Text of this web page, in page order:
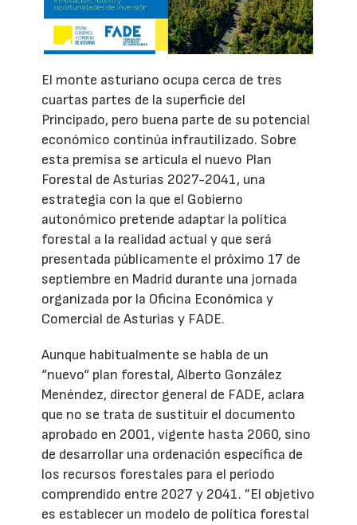
El monte asturiano ocupa cerca de tres
cuartas partes de la superficie del
Principado, pero buena parte de su potencial
económico continúa infrautilizado. Sobre
esta premisa se articula el nuevo Plan
Forestal de Asturias 2027-2041, una
estrategia con la que el Gobierno
autonómico pretende adaptar la política
forestal a la realidad actual y que será
presentada públicamente el próximo 17 de
septiembre en Madrid durante una jornada
organizada por la Oficina Económica y
Comercial de Asturias y FADE.
Aunque habitualmente se habla de un
“nuevo“ plan forestal, Alberto González
Menéndez, director general de FADE, aclara
que no se trata de sustituir el documento
aprobado en 2001, vigente hasta 2060, sino
de desarrollar una ordenación específica de
los recursos forestales para el periodo
comprendido entre 2027 y 2041. ”El objetivo
es establecer un modelo de política forestal